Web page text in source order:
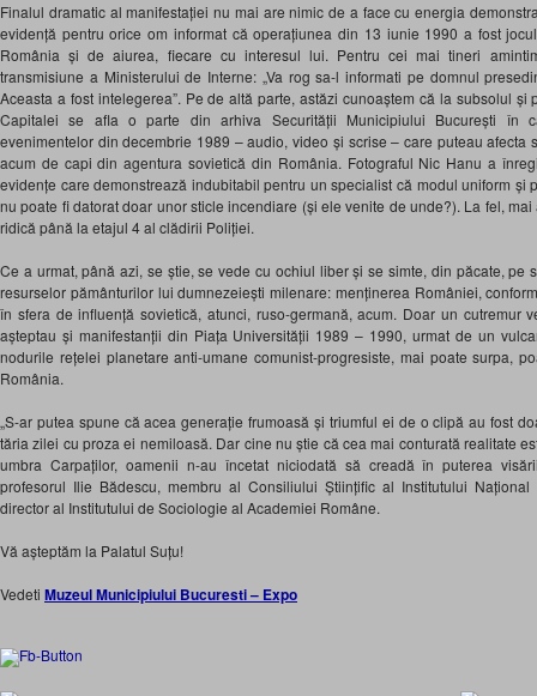
Finalul dramatic al manifestației nu mai are nimic de a face cu energia
evidență pentru orice om informat că operațiunea din 13 iunie 1990 a fost
România și de aiurea, fiecare cu interesul lui. Pentru cei mai tineri
transmisiune a Ministerului de Interne: „Va rog sa-l informati pe domnul
Aceasta a fost intelegerea”. Pe de altă parte, astăzi cunoaștem că la subsolul
Capitaleise afla o parte dinarhiva Securității Municipiului București în
evenimentelor din decembrie 1989 – audio, video și scrise – care puteau afecta
acum de capi din agentura sovietică din România. Fotograful Nic Hanu a
evidențe care demonstrează indubitabil pentru un specialist că modul uniform și
nu poate fi datorat doar unor sticle incendiare (și ele venite de unde?). La fel,
ridică până la etajul 4 al clădirii Poliției.
Ce a urmat, până azi, se știe, se vede cu ochiul liber și se simte, din păcate, pe
resurselor pământurilor lui dumnezeiești milenare: menținerea României,
în sfera de influență sovietică, atunci, ruso-germană, acum. Doar un cutremur
așteptau și manifestanții din Piața Universității 1989 – 1990, urmat de un
nodurile rețelei planetare anti-umane comunist-progresiste, mai poate surpa,
România.
„S-ar putea spune că acea generație frumoasă și triumful ei de o clipă au fost
tăria zilei cu proza ei nemiloasă. Dar cine nu știe că cea mai conturată realitate
umbra Carpaților, oamenii n-au încetat niciodată să creadă în puterea
profesorul Ilie Bădescu, membru al Consiliului Științific al Institutului
director al Institutului de Sociologie al Academiei Române.
Vă așteptăm la Palatul Suțu!
Vedeti Muzeul Municipiului Bucuresti – Expo